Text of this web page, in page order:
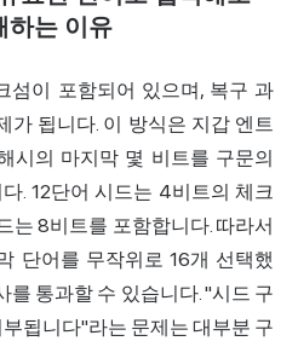
하는 이유
섬이 포함되어 있으며, 복구 과
가 됩니다. 이 방식은 지갑 엔트
시의 마지막 몇 비트를 구문의
. 12단어 시드는 4비트의 체크
는 8비트를 포함합니다. 따라서
단어를 무작위로 16개 선택했
를 통과할 수 있습니다. "시드 구
됩니다"라는 문제는 대부분 구